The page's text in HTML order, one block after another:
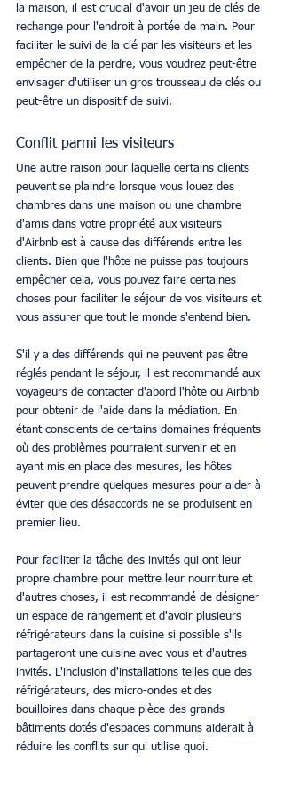
la maison, il est crucial d'avoir un jeu de clés de
rechange pour l'endroit à portée de main. Pour
faciliter le suivi de la clé par les visiteurs et les
empêcher de la perdre, vous voudrez peut-être
envisager d'utiliser un gros trousseau de clés ou
peut-être un dispositif de suivi.
Conflit parmi les visiteurs
Une autre raison pour laquelle certains clients
peuvent se plaindre lorsque vous louez des
chambres dans une maison ou une chambre
d'amis dans votre propriété aux visiteurs
d'Airbnb est à cause des différends entre les
clients. Bien que l'hôte ne puisse pas toujours
empêcher cela, vous pouvez faire certaines
choses pour faciliter le séjour de vos visiteurs et
vous assurer que tout le monde s'entend bien.
S'il y a des différends qui ne peuvent pas être
réglés pendant le séjour, il est recommandé aux
voyageurs de contacter d'abord l'hôte ou Airbnb
pour obtenir de l'aide dans la médiation. En
étant conscients de certains domaines fréquents
où des problèmes pourraient survenir et en
ayant mis en place des mesures, les hôtes
peuvent prendre quelques mesures pour aider à
éviter que des désaccords ne se produisent en
premier lieu.
Pour faciliter la tâche des invités qui ont leur
propre chambre pour mettre leur nourriture et
d'autres choses, il est recommandé de désigner
un espace de rangement et d'avoir plusieurs
réfrigérateurs dans la cuisine si possible s'ils
partageront une cuisine avec vous et d'autres
invités. L'inclusion d'installations telles que des
réfrigérateurs, des micro-ondes et des
bouilloires dans chaque pièce des grands
bâtiments dotés d'espaces communs aiderait à
réduire les conflits sur qui utilise quoi.